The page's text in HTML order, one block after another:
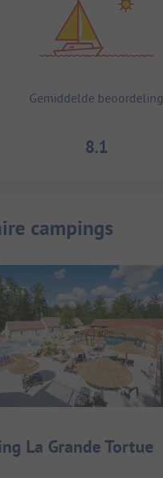
Gemiddelde beoordeling
8.1
campings
La Grande Tortue